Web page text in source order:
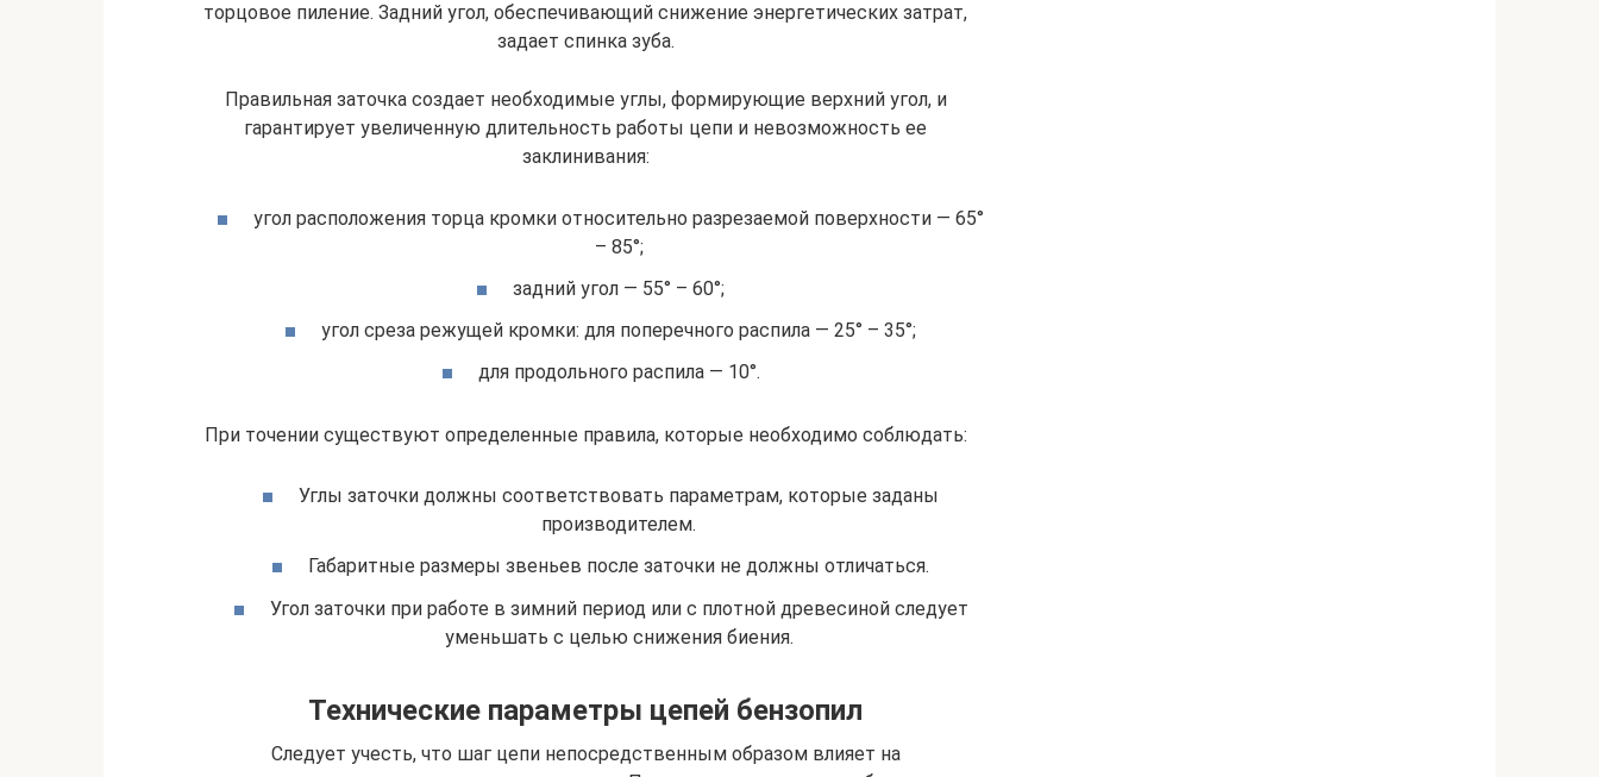
торцовое пиление. Задний угол, обеспечивающий снижение энергетических затрат,
задает спинка зуба.
Правильная заточка создает необходимые углы, формирующие верхний угол, и
гарантирует увеличенную длительность работы цепи и невозможность ее
заклинивания:
угол расположения торца кромки относительно разрезаемой поверхности — 65°
– 85°;
задний угол — 55° – 60°;
угол среза режущей кромки: для поперечного распила — 25° – 35°;
для продольного распила — 10°.
При точении существуют определенные правила, которые необходимо соблюдать:
Углы заточки должны соответствовать параметрам, которые заданы
производителем.
Габаритные размеры звеньев после заточки не должны отличаться.
Угол заточки при работе в зимний период или с плотной древесиной следует
уменьшать с целью снижения биения.
Технические параметры цепей бензопил
Следует учесть, что шаг цепи непосредственным образом влияет на